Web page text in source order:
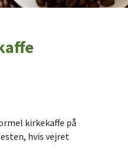
kirkekaffe på
hvis vejret